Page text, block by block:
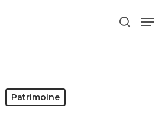
Patrimoine